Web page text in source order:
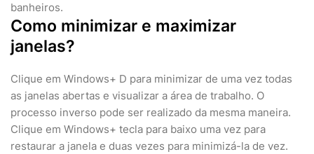
banheiros.
Como minimizar e maximizar
janelas?
Clique em Windows+ D para minimizar de uma vez todas
as janelas abertas e visualizar a área de trabalho. O
processo inverso pode ser realizado da mesma maneira.
Clique em Windows+ tecla para baixo uma vez para
restaurar a janela e duas vezes para minimizá-la de vez.